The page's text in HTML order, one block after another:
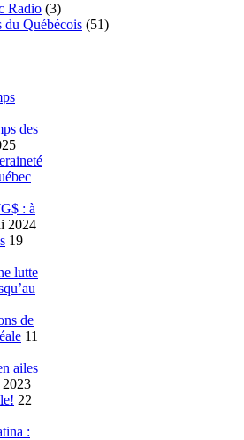
Radio (3)
du Québécois (51)
des
: à
2024
19
lutte
de
11
ailes
22
: